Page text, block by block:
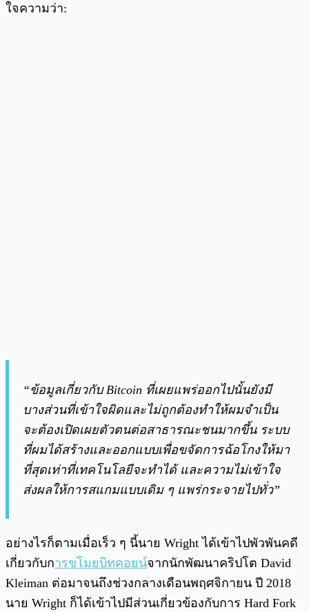
ใจความว่า:
“ข้อมูลเกี่ยวกับ Bitcoin ที่เผยแพร่ออกไปนั้นยังมี
บางส่วนที่เข้าใจผิดและไม่ถูกต้องทำให้ผมจำเป็น
จะต้องเปิดเผยตัวตนต่อสาธารณะชนมากขึ้น ระบบ
ที่ผมได้สร้างและออกแบบเพื่อขจัดการฉ้อโกงให้มา
ที่สุดเท่าที่เทคโนโลยีจะทำได้ และความไม่เข้าใจ
ส่งผลให้การสแกมแบบเดิม ๆ แพร่กระจายไปทั่ว”
อย่างไรก็ตามเมื่อเร็ว ๆ นี้นาย Wright ได้เข้าไปพัวพันคดี
เกี่ยวกับการขโมยบิทคอยน์จากนักพัฒนาคริปโต David
Kleiman ต่อมาจนถึงช่วงกลางเดือนพฤศจิกายน ปี 2018
นาย Wright ก็ได้เข้าไปมีส่วนเกี่ยวข้องกับการ Hard Fork